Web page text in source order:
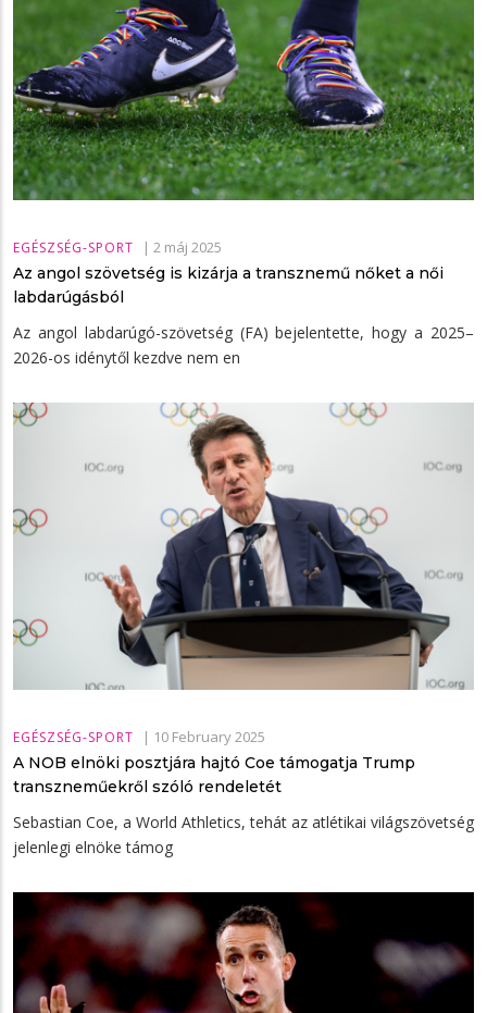
EGÉSZSÉG-SPORT | 2 máj 2025
Az angol szövetség is kizárja a transznemű nőket a női
labdarúgásból
Az angol labdarúgó-szövetség (FA) bejelentette, hogy a 2025–
2026-os idénytől kezdve nem en
EGÉSZSÉG-SPORT | 10 February 2025
A NOB elnöki posztjára hajtó Coe támogatja Trump
transzneműekről szóló rendeletét
Sebastian Coe, a World Athletics, tehát az atlétikai világszövetség
jelenlegi elnöke támog